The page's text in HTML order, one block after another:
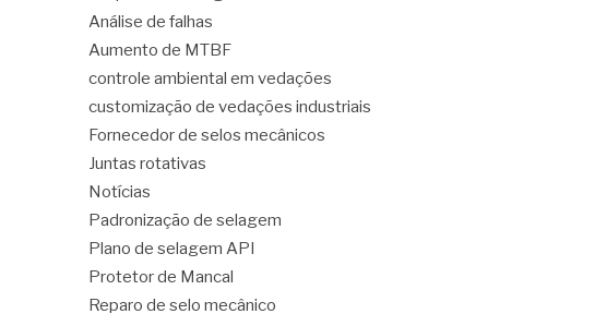
Análise de falhas
Aumento de MTBF
controle ambiental em vedações
customização de vedações industriais
Fornecedor de selos mecânicos
Juntas rotativas
Notícias
Padronização de selagem
Plano de selagem API
Protetor de Mancal
Reparo de selo mecânico